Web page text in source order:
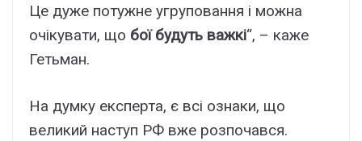
Це дуже потужне угруповання і можна
очікувати, що бої будуть важкі“, – каже
Гетьман.
На думку експерта, є всі ознаки, що
великий наступ РФ вже розпочався.